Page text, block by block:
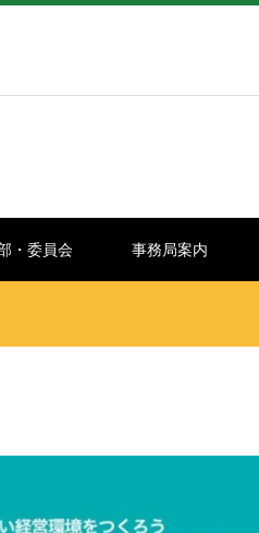
・委員会 事務局案内